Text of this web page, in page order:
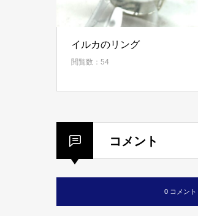
イルカのリング
閲覧数：54
コメント
0 コメント